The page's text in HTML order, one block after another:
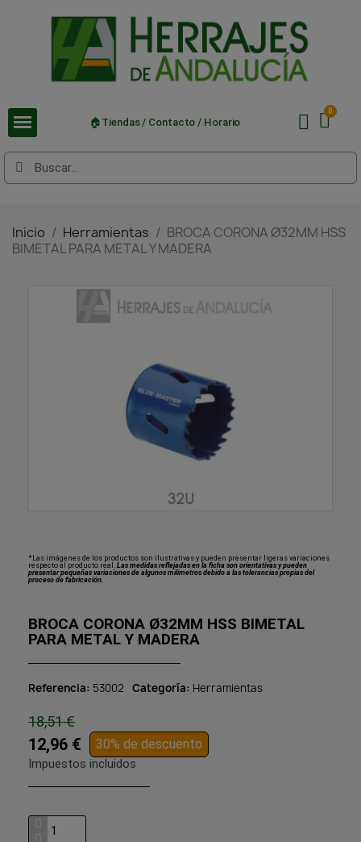
🏠Tiendas / Contacto / Horario
Inicio Herramientas
BROCA CORONA Ø32MM HSS
BIMETAL PARA METAL Y MADERA
*Las imágenes de los productos son ilustrativas y pueden presentar ligeras variaciones
respecto al producto real. Las medidas reflejadas en la ficha son orientativas y pueden
presentar pequeñas variaciones de algunos milímetros debido a las tolerancias propias del
proceso de fabricación.
BROCA CORONA Ø32MM HSS BIMETAL
PARA METAL Y MADERA
Referencia 53002 Categoría Herramientas
18,51 €
12,96 € 30% de descuento
Impuestos incluidos